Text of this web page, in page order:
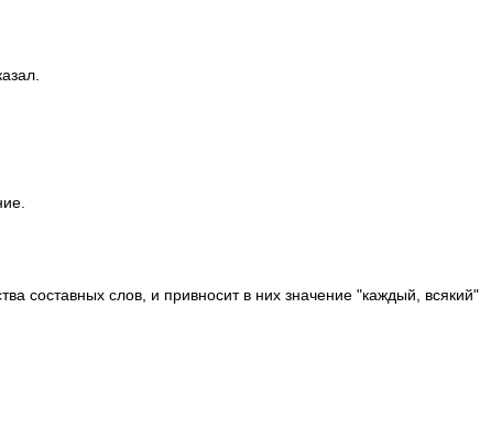
составных слов, и привносит в них значение "каждый, всякий".